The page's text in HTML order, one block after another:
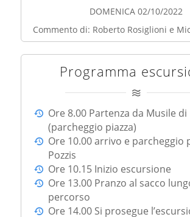
DOMENICA 02/10/2022
Commento di: Roberto Rosiglioni e
Programma
Ore 8.00 Partenza da Musile di
(parcheggio piazza)
Ore 10.00 arrivo e parcheggio
Pozzis
Ore 10.15 Inizio escursione
Ore 13.00 Pranzo al sacco
percorso
Ore 14.00 Si prosegue